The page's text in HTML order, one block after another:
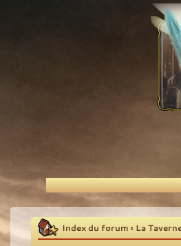
Recherche
Index du forum ‹ La